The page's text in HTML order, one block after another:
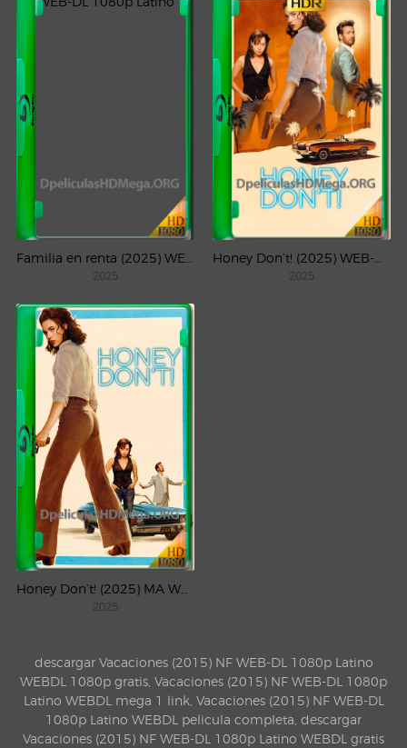
2025 2025
2025
descargar Vacaciones (2015) NF WEB-DL 1080p Latino
WEBDL 1080p gratis, Vacaciones (2015) NF WEB-DL 1080p
Latino WEBDL mega 1 link, Vacaciones (2015) NF WEB-DL
1080p Latino WEBDL pelicula completa, descargar
Vacaciones (2015) NF WEB-DL 1080p Latino WEBDL gratis